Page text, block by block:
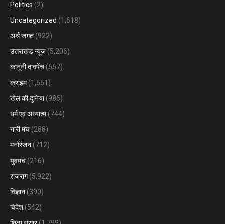
Politics (2)
Uncategorized (1,618)
अर्थ जगत (922)
उत्तराखंड न्यूज़ (5,206)
कानूनी दावपेंच (557)
क्राइम(1,551)
खेल की दुनिया(986)
धर्म एवं अध्यात्म(744)
नारी मंच (288)
मनोरंजन (712)
युवमंच (216)
राजराग(5,922)
विज्ञान (390)
विदेश (542)